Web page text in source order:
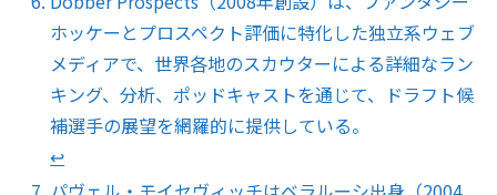
ホッケーとプロスペクト評価に特化した独立系ウェブ
メディアで、世界各地のスカウターによる詳細なラン
キング、分析、ポッドキャストを通じて、ドラフト候
補選手の展望を網羅的に提供している。
↩︎